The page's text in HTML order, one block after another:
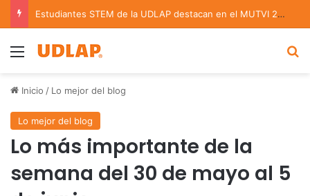
Estudiantes STEM de la UDLAP destacan en el MUTVI 2026
Menu
Inicio / Lo mejor del blog
Lo mejor del blog
Lo más importante de la
semana del 30 de mayo al 5